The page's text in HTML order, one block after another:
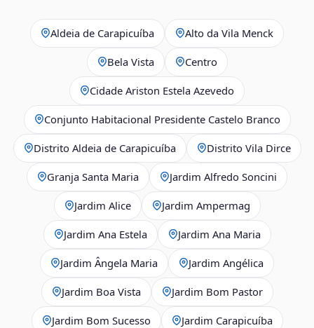
Aldeia de Carapicuíba Alto da Vila Menck
Bela Vista Centro
Cidade Ariston Estela Azevedo
Conjunto Habitacional Presidente Castelo Branco
Distrito Aldeia de Carapicuíba Distrito Vila Dirce
Granja Santa Maria Jardim Alfredo Soncini
Jardim Alice Jardim Ampermag
Jardim Ana Estela Jardim Ana Maria
Jardim Ângela Maria Jardim Angélica
Jardim Boa Vista Jardim Bom Pastor
Jardim Bom Sucesso Jardim Carapicuíba